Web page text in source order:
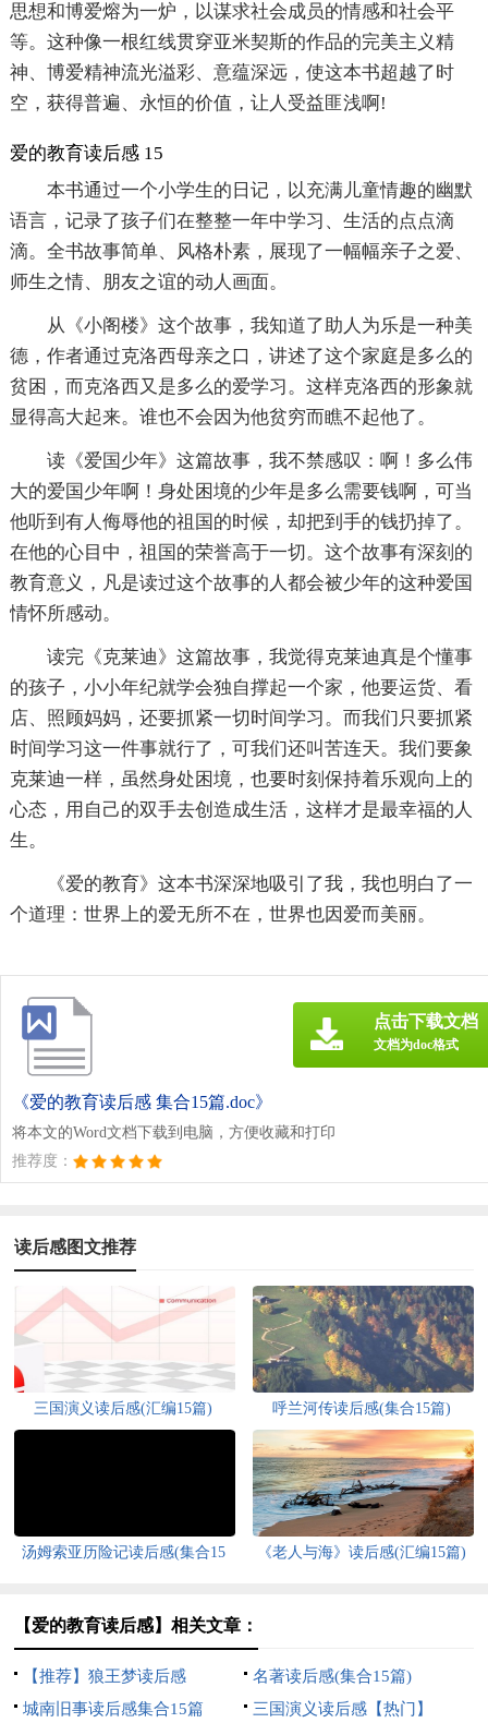
思想和博爱熔为一炉，以谋求社会成员的情感和社会平
等。这种像一根红线贯穿亚米契斯的作品的完美主义精
神、博爱精神流光溢彩、意蕴深远，使这本书超越了时
空，获得普遍、永恒的价值，让人受益匪浅啊!
爱的教育读后感 15
本书通过一个小学生的日记，以充满儿童情趣的幽默
语言，记录了孩子们在整整一年中学习、生活的点点滴
滴。全书故事简单、风格朴素，展现了一幅幅亲子之爱、
师生之情、朋友之谊的动人画面。
从《小阁楼》这个故事，我知道了助人为乐是一种美
德，作者通过克洛西母亲之口，讲述了这个家庭是多么的
贫困，而克洛西又是多么的爱学习。这样克洛西的形象就
显得高大起来。谁也不会因为他贫穷而瞧不起他了。
读《爱国少年》这篇故事，我不禁感叹：啊！多么伟
大的爱国少年啊！身处困境的少年是多么需要钱啊，可当
他听到有人侮辱他的祖国的时候，却把到手的钱扔掉了。
在他的心目中，祖国的荣誉高于一切。这个故事有深刻的
教育意义，凡是读过这个故事的人都会被少年的这种爱国
情怀所感动。
读完《克莱迪》这篇故事，我觉得克莱迪真是个懂事
的孩子，小小年纪就学会独自撑起一个家，他要运货、看
店、照顾妈妈，还要抓紧一切时间学习。而我们只要抓紧
时间学习这一件事就行了，可我们还叫苦连天。我们要象
克莱迪一样，虽然身处困境，也要时刻保持着乐观向上的
心态，用自己的双手去创造成生活，这样才是最幸福的人
生。
《爱的教育》这本书深深地吸引了我，我也明白了一
个道理：世界上的爱无所不在，世界也因爱而美丽。
《爱的教育读后感 集合15篇.doc》
将本文的Word文档下载到电脑，方便收藏和打印
推荐度：
点击下载文档
文档为doc格式
读后感图文推荐
三国演义读后感(汇编15篇) 呼兰河传读后感(集合15篇)
汤姆索亚历险记读后感(集合15
《老人与海》读后感(汇编15篇)
【爱的教育读后感】相关文章：
【推荐】狼王梦读后感
名著读后感(集合15篇)
城南旧事读后感集合15篇
三国演义读后感【热门】